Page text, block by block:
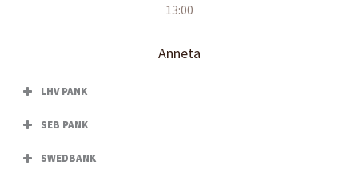
13:00
Anneta
LHV PANK
SEB PANK
SWEDBANK